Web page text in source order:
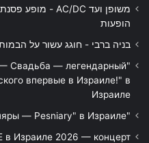
הופעות
בניה ברבי - חוגג עשור על הבמות! 2026 - כרטיסים ולוח
— Свадьба — легендарный
впервые в Израиле!" в
Израиле
"Песняры — Pesniary" в Израиле
в Израиле 2026 — концерт